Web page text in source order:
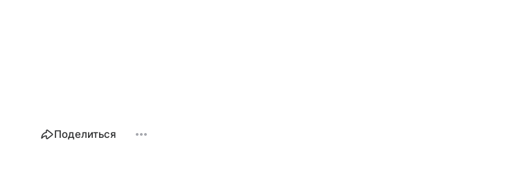
Поделиться